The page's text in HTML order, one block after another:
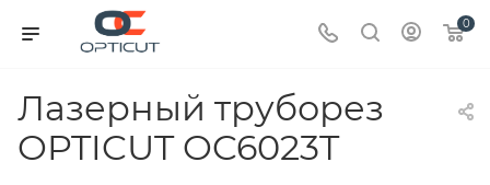
0
Лазерный труборез
OPTICUT OC6023T